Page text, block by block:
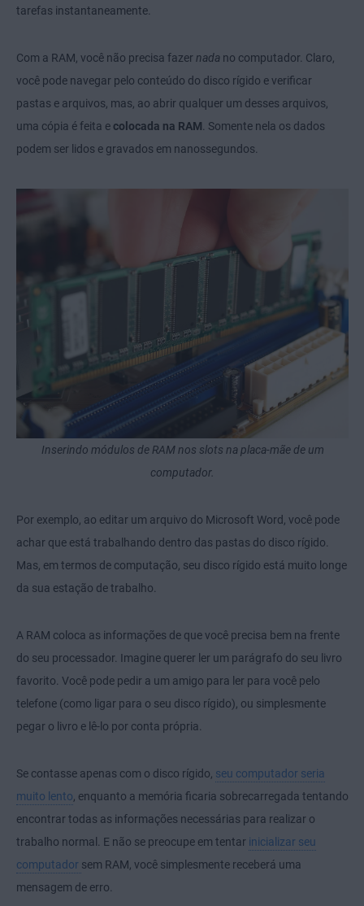
tarefas instantaneamente.
Com a RAM, você não precisa fazer nada no computador. Claro,
você pode navegar pelo conteúdo do disco rígido e verificar
pastas e arquivos, mas, ao abrir qualquer um desses arquivos,
uma cópia é feita e colocada na RAM. Somente nela os dados
podem ser lidos e gravados em nanossegundos.
Inserindo módulos de RAM nos slots na placa-mãe de um
computador.
Por exemplo, ao editar um arquivo do Microsoft Word, você pode
achar que está trabalhando dentro das pastas do disco rígido.
Mas, em termos de computação, seu disco rígido está muito longe
da sua estação de trabalho.
A RAM coloca as informações de que você precisa bem na frente
do seu processador. Imagine querer ler um parágrafo do seu livro
favorito. Você pode pedir a um amigo para ler para você pelo
telefone (como ligar para o seu disco rígido), ou simplesmente
pegar o livro e lê-lo por conta própria.
Se contasse apenas com o disco rígido, seu computador seria
muito lento , enquanto a memória ficaria sobrecarregada tentando
encontrar todas as informações necessárias para realizar o
trabalho normal. E não se preocupe em tentar inicializar seu
computador sem RAM, você simplesmente receberá uma
mensagem de erro.